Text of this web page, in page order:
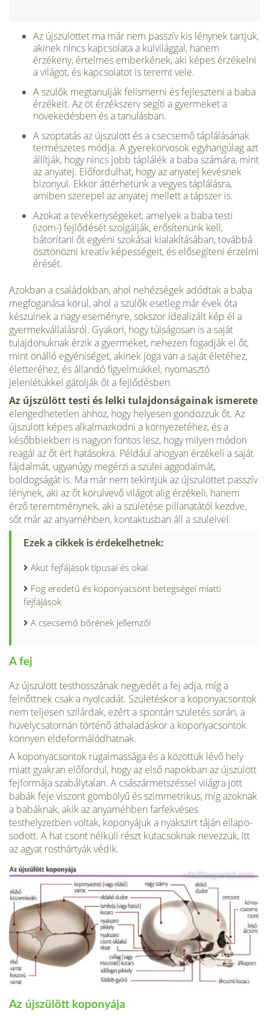
Az újszülöttet ma már nem passzív kis lénynek tartjuk,
akinek nincs kapcsolata a külvilággal, hanem
érzékeny, értelmes ember­kének, aki képes érzékelni
a világot, és kapcsolatot is teremt vele.
A szülők megtanulják felismerni és fejleszteni a baba
érzékeit. Az öt érzékszerv segíti a gyermeket a
növekedésben és a tanulásban.
A szoptatás az újszülött és a csecsemő táplálásának
termé­szetes módja. A gyerekorvosok egyhangúlag azt
állítják, hogy nincs jobb táplálék a baba számára, mint
az anyatej. Előfor­dulhat, hogy az anyatej kevésnek
bizonyul. Ekkor áttérhetünk a vegyes táplálásra,
amiben szerepel az anyatej mellett a táp­szer is.
Azokat a tevékenységeket, amelyek a baba testi
(izom-) fejlődését szolgálják, erősítenünk kell,
bátorítani őt egyéni szokásai kialakításában, továbbá
ösztö­nözni kreatív képességeit, és elősegíteni érzelmi
érését.
Azokban a családokban, ahol nehézségek adódtak a baba
megfoganása körül, ahol a szülők esetleg már évek óta
készülnek a nagy eseményre, sokszor idealizált kép él a
gyermekvállalásról. Gyakori, hogy túlságosan is a saját
tulajdonuknak érzik a gyermeket, nehezen fogadják el őt,
mint önálló egyéniséget, akinek joga van a saját életéhez,
életteréhez, és állandó figyelmükkel, nyomasztó
jelenlétükkel gátolják őt a fejlődésben.
Az újszülött testi és lelki tulajdonságainak ismerete
elengedhetetlen ahhoz, hogy helyesen gondozzuk őt. Az
újszülött képes alkalmazkodni a környezetéhez, és a
későbbiekben is nagyon fontos lesz, hogy milyen módon
reagál az őt ért hatásokra. Például ahogyan érzékeli a saját
fájdalmát, ugyanúgy megérzi a szülei aggodalmát,
boldogságát is. Ma már nem tekintjük az újszülöttet passzív
lénynek, aki az őt körülvevő világot alig érzékeli, hanem
érző teremtménynek, aki a születése pillanatától kezdve,
sőt már az anyaméhben, kontaktusban áll a szüleivel.
Ezek a cikkek is érdekelhetnek:
Akut fejfájások típusai és okai
Fog eredetű és koponyacsont betegségei miatti
fejfájások
A csecsemő bőrének jellemzői
A fej
Az újszülött testhosszának negyedét a fej adja, míg a
felnőttnek csak a nyolcadát. Születéskor a koponyacsontok
nem teljesen szilárdak, ezért a spontán születés során, a
hüvelycsatornán történő áthaladáskor a koponyacsontok
könnyen eldeformá­lódhatnak.
A koponyacsontok rugalmassága és a közöttük lévő hely
miatt gyakran előfordul, hogy az első napokban az újszülött
fejformája szabálytalan. A császármetszéssel világra jött
babák feje viszont gömbölyű és szimmetrikus, míg azoknak
a babáknak, akik az anyaméhben farfekvéses
testhelyzetben voltak, koponyájuk a nyakszirt táján ellapo­
sodott. A hat csont nélküli részt kutacsoknak nevezzük, itt
az agyat rosthártyák védik.
Az újszülött koponyája